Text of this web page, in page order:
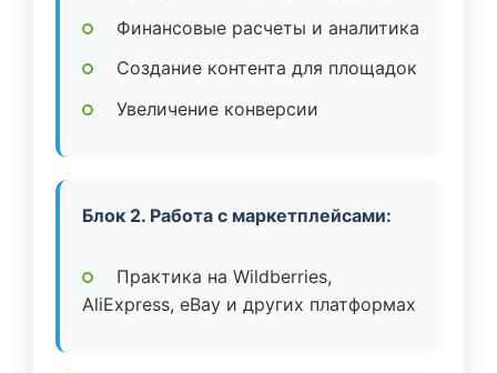
Финансовые расчеты и аналитика
Создание контента для площадок
Увеличение конверсии
Блок 2. Работа с маркетплейсами:
Практика на Wildberries,
AliExpress, eBay и других платформах